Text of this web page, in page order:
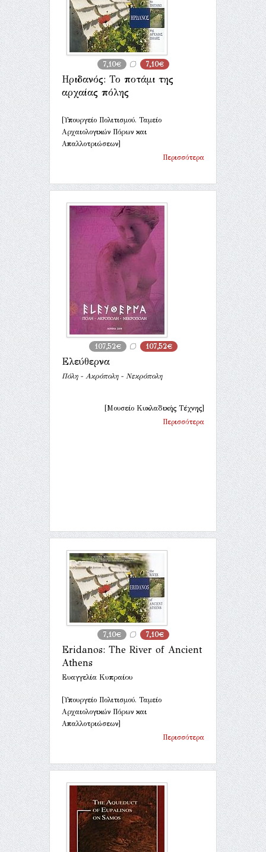
7,10€ 7,10€
Ηριδανός: Το ποτάμι της
αρχαίας πόλης
[Υπουργείο Πολιτισμού. Ταμείο
Αρχαιολογικών Πόρων και
Απαλλοτριώσεων]
Περισσότερα
107,52€ 107,52€
Ελεύθερνα
Πόλη - Ακρόπολη - Νεκρόπολη
[Μουσείο Κυκλαδικής Τέχνης]
Περισσότερα
7,10€ 7,10€
Eridanos: The River of Ancient
Athens
Ευαγγελία Κυπραίου
[Υπουργείο Πολιτισμού. Ταμείο
Αρχαιολογικών Πόρων και
Απαλλοτριώσεων]
Περισσότερα